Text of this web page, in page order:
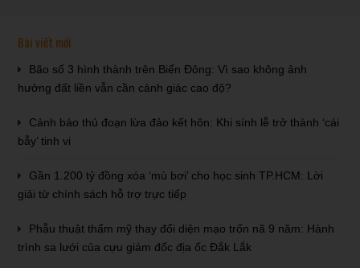
Bài viết mới
Bão số 3 hình thành trên Biển Đông: Vì sao không ảnh
hưởng đất liền vẫn cần cảnh giác cao độ?
Cảnh báo thủ đoạn lừa đảo kết hôn: Khi sính lễ trở thành ‘cái
bẫy’ tinh vi
Gần 1.200 tỷ đồng xóa ‘mù bơi’ cho học sinh TP.HCM: Lời
giải từ chính sách hỗ trợ trực tiếp
Phẫu thuật thẩm mỹ thay đổi diện mạo trốn nã 9 năm: Hành
trình sa lưới của cựu giám đốc địa ốc Đắk Lắk